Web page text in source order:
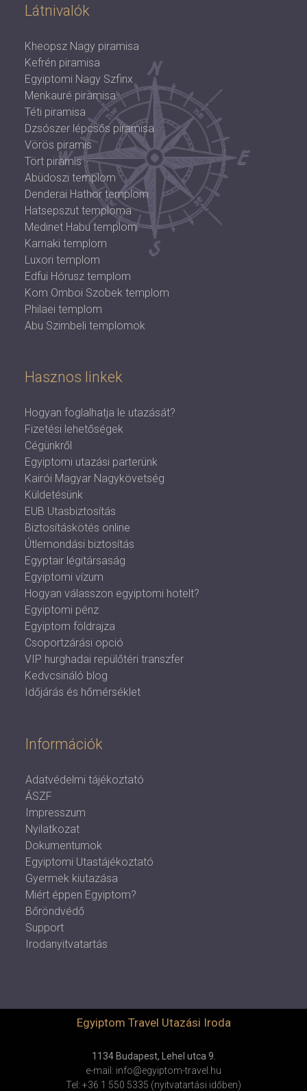
Látnivalók
Kheopsz Nagy piramisa
Kefrén piramisa
Egyiptomi Nagy Szfinx
Menkauré piramisa
Téti piramisa
Dzsószer lépcsős piramisa
Vörös piramis
Tört piramis
Abüdoszi templom
Denderai Hathor templom
Hatsepszut temploma
Medinet Habu templom
Karnaki templom
Luxori templom
Edfui Hórusz templom
Kom Omboi Szobek templom
Philaei templom
Abu Szimbeli templomok
Hasznos linkek
Hogyan foglalhatja le utazását?
Fizetési lehetőségek
Cégünkről
Egyiptomi utazási parterünk
Kairói Magyar Nagykövetség
Küldetésünk
EUB Utasbiztosítás
Biztosításkötés online
Útlemondási biztosítás
Egyptair légitársaság
Egyiptomi vízum
Hogyan válasszon egyiptomi hotelt?
Egyiptomi pénz
Egyiptom földrajza
Csoportzárási opció
VIP hurghadai repülőtéri transzfer
Kedvcsináló blog
Időjárás és hőmérséklet
Információk
Adatvédelmi tájékoztató
ÁSZF
Impresszum
Nyilatkozat
Dokumentumok
Egyiptomi Utastájékoztató
Gyermek kiutazása
Miért éppen Egyiptom?
Bőröndvédő
Support
Irodanyitvatartás
Egyiptom Travel Utazási Iroda
1134 Budapest, Lehel utca 9.
e-mail: info@egyiptom-travel.hu
Tel: +36 1 550 5335 (nyitvatartási időben)